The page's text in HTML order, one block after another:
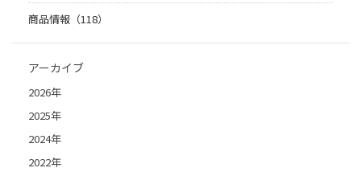
商品情報（118）
アーカイブ
2026年
2025年
2024年
2022年